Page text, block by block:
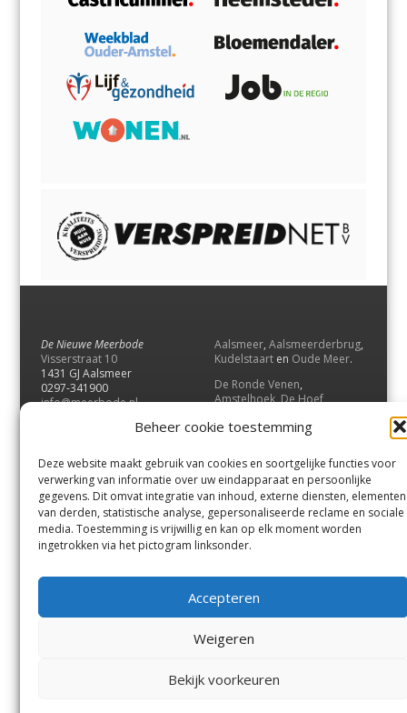
Beheer cookie toestemming
Deze website maakt gebruik van cookies en soortgelijke functies voor
verwerking van informatie over uw eindapparaat en persoonlijke
gegevens. Dit omvat integratie van inhoud, externe diensten, elementen
van derden, statistische analyse, gepersonaliseerde reclame en sociale
media. Toestemming is vrijwillig en kan op elk moment worden
ingetrokken via het pictogram linksonder.
Accepteren
Weigeren
Bekijk voorkeuren
De Nieuwe Meerbode
Visserstraat 10
1431 GJ Aalsmeer
0297-341900
info@meerbode.nl
Aalsmeer, Aalsmeerderbrug,
Kudelstaart en Oude Meer.
De Ronde Venen,
Amstelhoek,De Hoef,
Vrouwenakker,Waverveen
UithoornenDe Kwakel.
Contact
Andere uitgaven
Bezorgklacht
Vacatures
Voorwaarden
Privacyverklaring
De Ronde Venen